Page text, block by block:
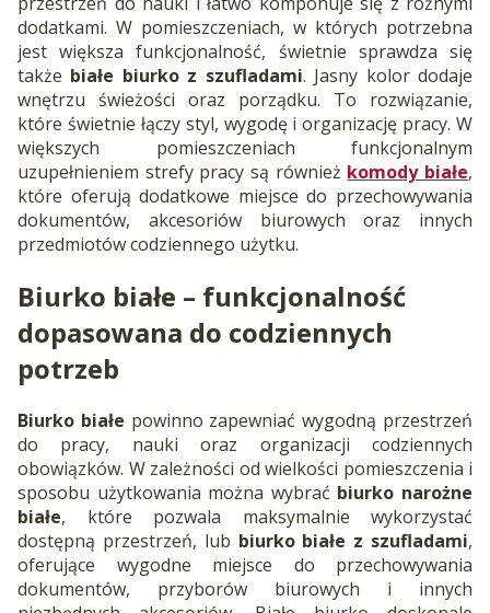
dodatkami. W pomieszczeniach, w których potrzebna
jest większa funkcjonalność, świetnie sprawdza się
także białe biurko z szufladami. Jasny kolor dodaje
wnętrzu świeżości oraz porządku. To rozwiązanie,
które świetnie łączy styl, wygodę i organizację pracy. W
większych pomieszczeniach funkcjonalnym
uzupełnieniem strefy pracy są również komody białe,
które oferują dodatkowe miejsce do przechowywania
dokumentów, akcesoriów biurowych oraz innych
przedmiotów codziennego użytku.
Biurko białe – funkcjonalność
dopasowana do codziennych
potrzeb
Biurko białe powinno zapewniać wygodną przestrzeń
do pracy, nauki oraz organizacji codziennych
obowiązków. W zależności od wielkości pomieszczenia i
sposobu użytkowania można wybrać biurko narożne
białe, które pozwala maksymalnie wykorzystać
dostępną przestrzeń, lub biurko białe z szufladami,
oferujące wygodne miejsce do przechowywania
dokumentów, przyborów biurowych i innych